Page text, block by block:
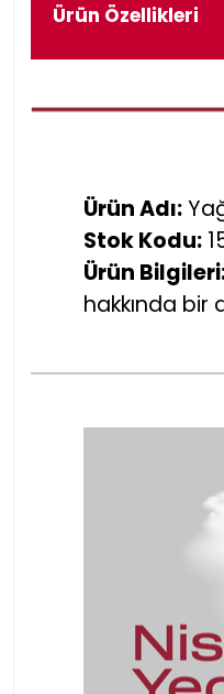
Ürün Özellikleri
Ürün Adı:
Stok Kodu:
Ürün
hakkında bir